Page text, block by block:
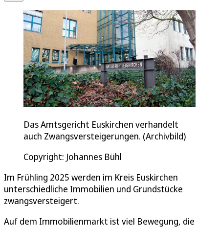
Das Amtsgericht Euskirchen verhandelt
auch Zwangsversteigerungen. (Archivbild)
Copyright: Johannes Bühl
Im Frühling 2025 werden im Kreis Euskirchen
unterschiedliche Immobilien und Grundstücke
zwangsversteigert.
Auf dem Immobilienmarkt ist viel Bewegung, die